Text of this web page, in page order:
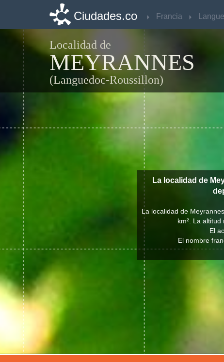
Ciudades.co Francia
Localidad de
MEYRANNES
(Languedoc-Roussillon)
La localidad de
La localidad de
km². La
El
El nombre
Ciudades.co Francia